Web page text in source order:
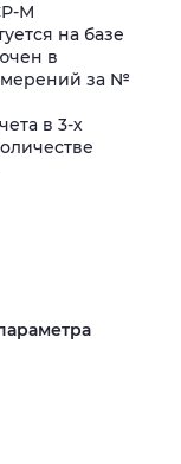
М
на базе
в
за №
в 3-х